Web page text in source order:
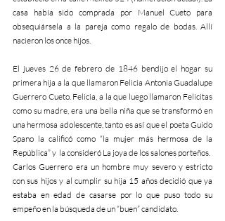
casa había sido comprada por Manuel Cueto para
obsequiársela a la pareja como regalo de bodas. Allí
nacieron los once hijos.
El jueves 26 de febrero de 1846 bendijo el hogar su
primera hija a la que llamaron Felicia Antonia Guadalupe
Guerrero Cueto. Felicia, a la que luego llamaron Felicitas
como su madre, era una bella niña que se transformó en
una hermosa adolescente, tanto es así que el poeta Guido
Spano la calificó como “la mujer más hermosa de la
República” y  la consideró La joya de los salones porteños.
Carlos Guerrero era un hombre muy severo y estricto
con sus hijos y al cumplir su hija 15 años decidió que ya
estaba en edad de casarse por lo que puso todo su
empeño en la búsqueda de un “buen” candidato.